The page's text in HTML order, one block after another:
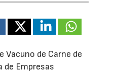
Vacuno de Carne de
de Empresas